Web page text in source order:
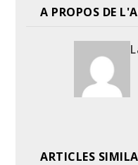
A PROPOS DE
ARTICLES